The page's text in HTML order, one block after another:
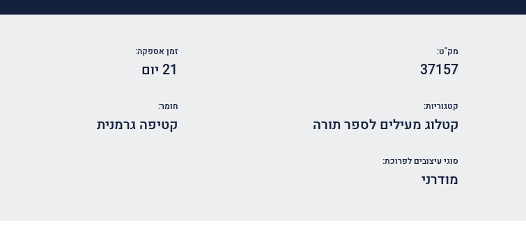
מק"ט:
37157
זמן אספקה:
21 יום
קטגוריות:
קטלוג מעילים לספר תורה
חומר:
קטיפה גרמנית
סוגי עיצובים לפרוכת:
מודרני